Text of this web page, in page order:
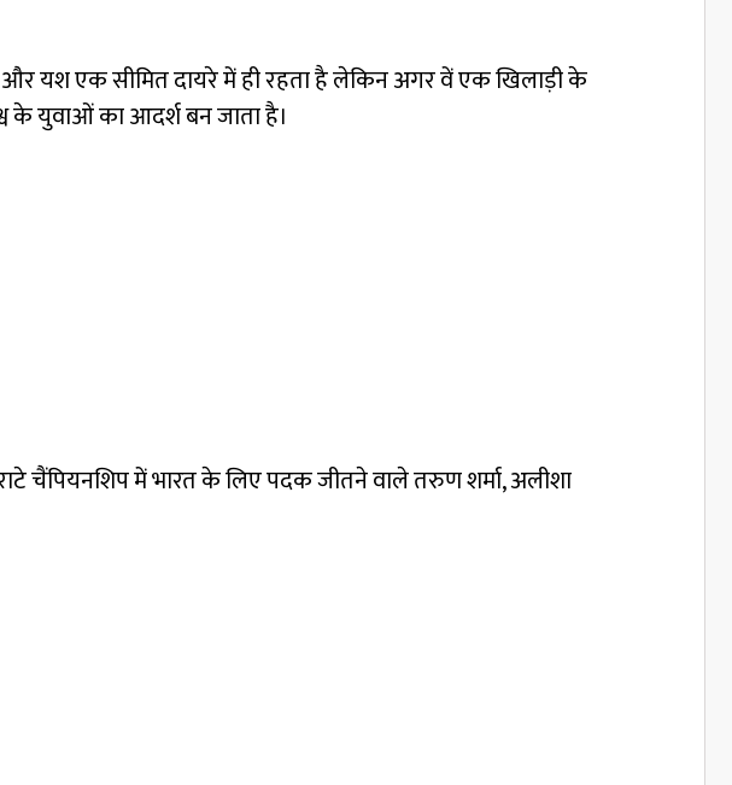
और यश एक सीमित दायरे में ही रहता है लेकिन अगर वें एक खिलाड़ी के
के युवाओं का आदर्श बन जाता है।
चैंपियनशिप में भारत के लिए पदक जीतने वाले तरुण शर्मा, अलीशा